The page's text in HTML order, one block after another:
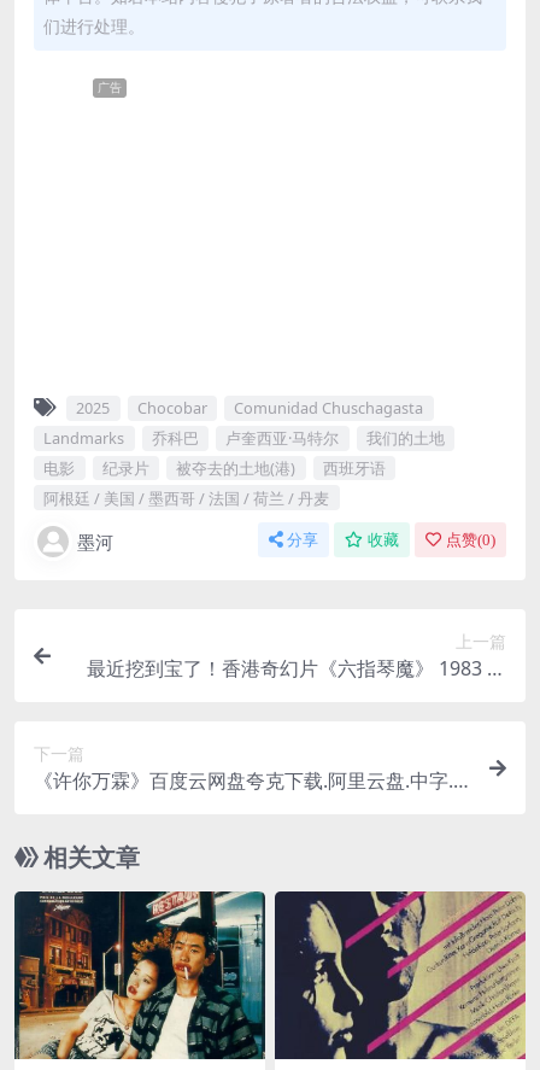
们进行处理。
广告
2025 Chocobar‎
Comunidad Chuschagasta
Landmarks
乔科巴 卢奎西亚·马特尔
我们的土地
电影
纪录片 被夺去的土地(港)
西班牙语
阿根廷 / 美国 / 墨西哥 / 法国 / 荷兰 / 丹麦
墨河 分享 收藏 点赞(0)
上一篇
最近挖到宝了！香港奇幻片《六指琴魔》 1983 中
下一篇
《许你万霖》百度云网盘夸克下载.阿里云盘.中字.(2
相关文章